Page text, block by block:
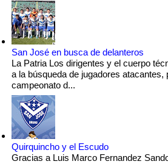
San José en busca de delanteros
La Patria Los dirigentes y el cuerpo
a la búsqueda de jugadores atacantes,
campeonato d...
Quirquincho y el Escudo
Gracias a Luis Marco Fernandez